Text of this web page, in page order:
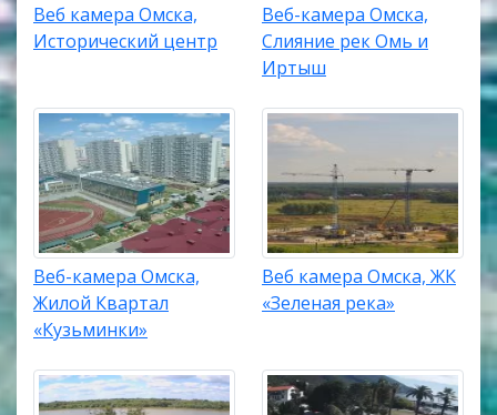
Веб камера Омска,
Исторический центр
Веб-камера Омска,
Слияние рек Омь и
Иртыш
Веб-камера Омска,
Жилой Квартал
«Кузьминки»
Веб камера Омска, ЖК
«Зеленая река»